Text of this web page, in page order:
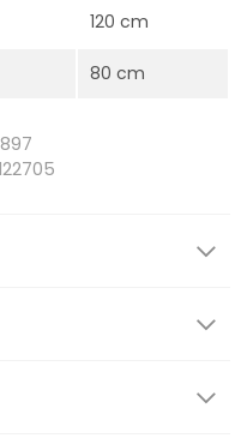
120 cm
80 cm